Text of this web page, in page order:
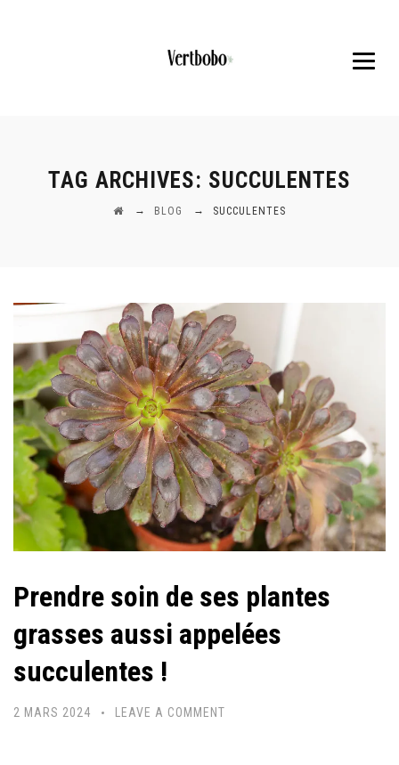
TAG ARCHIVES: SUCCULENTES
→ BLOG → SUCCULENTES
Prendre soin de ses plantes
grasses aussi appelées
succulentes !
2 MARS 2024 LEAVE A COMMENT